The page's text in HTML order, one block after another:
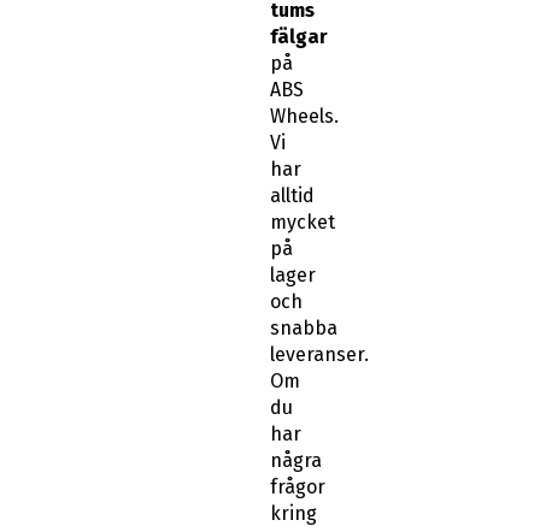
tums
fälgar
på
ABS
Wheels.
Vi
har
alltid
mycket
på
lager
och
snabba
leveranser.
Om
du
har
några
frågor
kring